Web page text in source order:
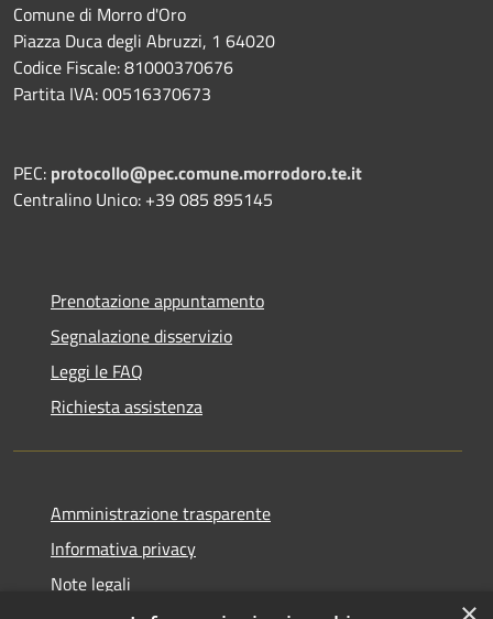
Comune di Morro d'Oro
Piazza Duca degli Abruzzi, 1 64020
Codice Fiscale: 81000370676
Partita IVA: 00516370673
PEC: protocollo@pec.comune.morrodoro.te.it
Centralino Unico: +39 085 895145
Prenotazione appuntamento
Segnalazione disservizio
Leggi le FAQ
Richiesta assistenza
Amministrazione trasparente
Informativa privacy
Note legali